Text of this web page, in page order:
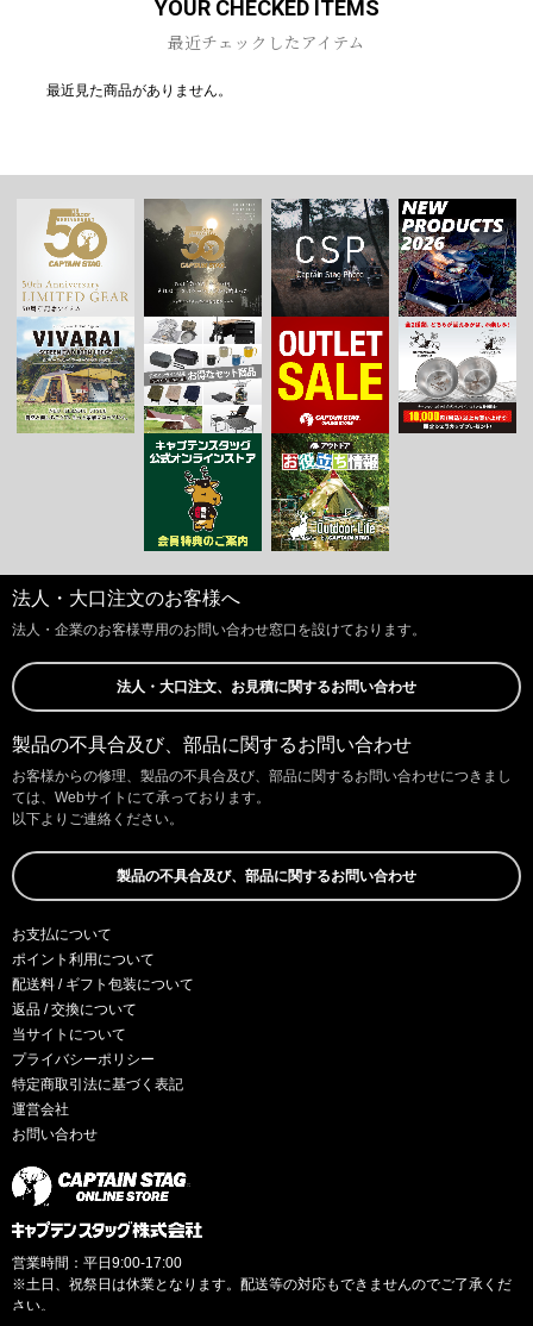
YOUR CHECKED ITEMS
最近チェックしたアイテム
最近見た商品がありません。
法人・大口注文のお客様へ
法人・企業のお客様専用のお問い合わせ窓口を設けております。
法人・大口注文、お見積に関するお問い合わせ
製品の不具合及び、部品に関するお問い合わせ
お客様からの修理、製品の不具合及び、部品に関するお問い合わせにつきまし
ては、Webサイトにて承っております。
以下よりご連絡ください。
製品の不具合及び、部品に関するお問い合わせ
お支払について
ポイント利用について
配送料 / ギフト包装について
返品 / 交換について
当サイトについて
プライバシーポリシー
特定商取引法に基づく表記
運営会社
お問い合わせ
営業時間：平日9:00-17:00
※土日、祝祭日は休業となります。配送等の対応もできませんのでご了承くだ
さい。